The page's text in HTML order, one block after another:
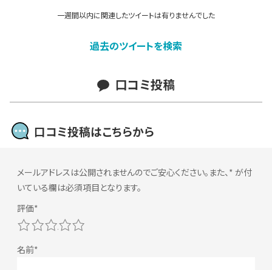
一週間以内に関連したツイートは有りませんでした
過去のツイートを検索
口コミ投稿
口コミ投稿はこちらから
メールアドレスは公開されませんのでご安心ください。また、* が付
いている欄は必須項目となります。
5
4
3
2